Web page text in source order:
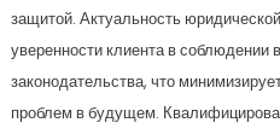
защитой. Актуальность
уверенности клиента в соблюдении
законодательства, что
проблем в будущем.